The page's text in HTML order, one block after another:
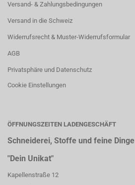
Versand- & Zahlungsbedingungen
Versand in die Schweiz
Widerrufsrecht & Muster-Widerrufsformular
AGB
Privatsphäre und Datenschutz
Cookie Einstellungen
ÖFFNUNGSZEITEN LADENGESCHÄFT
Schneiderei, Stoffe und feine Dinge
"Dein Unikat"
Kapellenstraße 12